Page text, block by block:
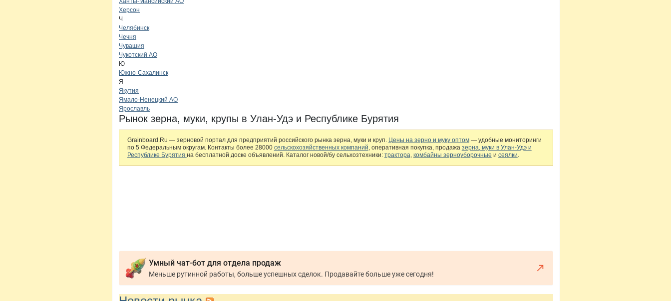
Херсон
Ч
Челябинск
Чечня
Чувашия
Чукотский АО
Ю
Южно-Сахалинск
Я
Якутия
Ямало-Ненецкий АО
Ярославль
Рынок зерна, муки, крупы в Улан-Удэ и Республике Бурятия
Grainboard.Ru — зерновой портал для предприятий российского рынка зерна, муки и круп. Цены на зерно и муку оптом— удобные мониторинги
по 5 Федеральным округам. Контакты более 28000 сельскохозяйственных компаний, оперативная покупка, продажа зерна, муки в Улан-Удэ и
Республике Бурятия на бесплатной доске объявлений. Каталог новой/бу сельхозтехники: трактора, комбайны зерноуборочные и сеялки.
Умный чат-бот для отдела продаж
Меньше рутинной работы, больше успешных сделок. Продавайте больше уже сегодня!